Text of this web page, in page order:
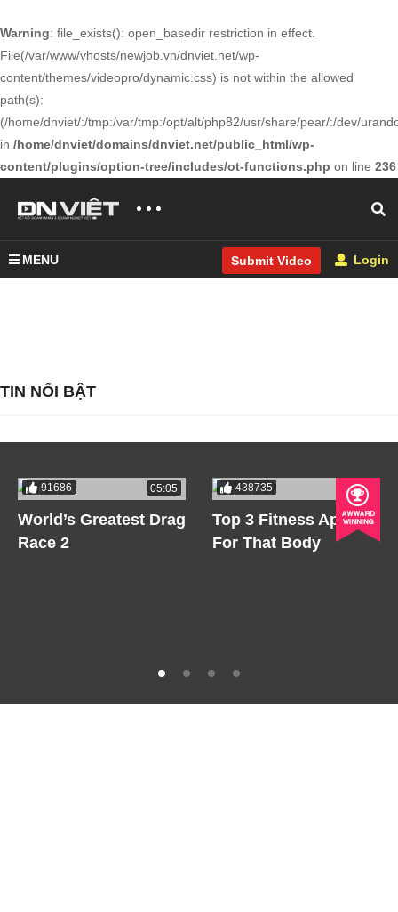
Warning: file_exists(): open_basedir restriction in effect.
File(/var/www/vhosts/newjob.vn/dnviet.net/wp-
content/themes/videopro/dynamic.css) is not within the allowed
path(s):
(/home/dnviet/:/tmp:/var/tmp:/opt/alt/php82/usr/share/pear/:/dev/
in /home/dnviet/domains/dnviet.net/public_html/wp-
content/plugins/option-tree/includes/ot-functions.php on line 236
MENU Submit Video Login
TIN NỔI BẬT
91686 05:05
World’s Greatest Drag
Race 2
438735 05:05
Top 3 Fitness Apps
For That Body